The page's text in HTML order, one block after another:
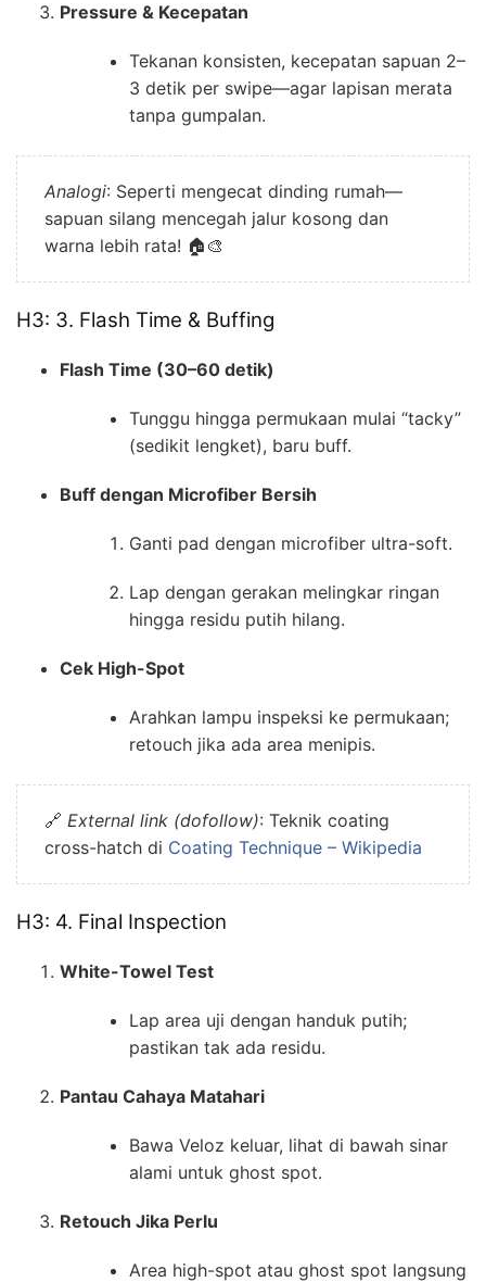
Pressure & Kecepatan
Tekanan konsisten, kecepatan sapuan 2–
3 detik per swipe—agar lapisan merata
tanpa gumpalan.
Analogi: Seperti mengecat dinding rumah—
sapuan silang mencegah jalur kosong dan
warna lebih rata! 🏠🎨
H3: 3. Flash Time & Buffing
Flash Time (30–60 detik)
Tunggu hingga permukaan mulai “tacky”
(sedikit lengket), baru buff.
Buff dengan Microfiber Bersih
Ganti pad dengan microfiber ultra-soft.
Lap dengan gerakan melingkar ringan
hingga residu putih hilang.
Cek High-Spot
Arahkan lampu inspeksi ke permukaan;
retouch jika ada area menipis.
🔗 External link (dofollow): Teknik coating
cross-hatch di Coating Technique – Wikipedia
H3: 4. Final Inspection
White-Towel Test
Lap area uji dengan handuk putih;
pastikan tak ada residu.
Pantau Cahaya Matahari
Bawa Veloz keluar, lihat di bawah sinar
alami untuk ghost spot.
Retouch Jika Perlu
Area high-spot atau ghost spot langsung